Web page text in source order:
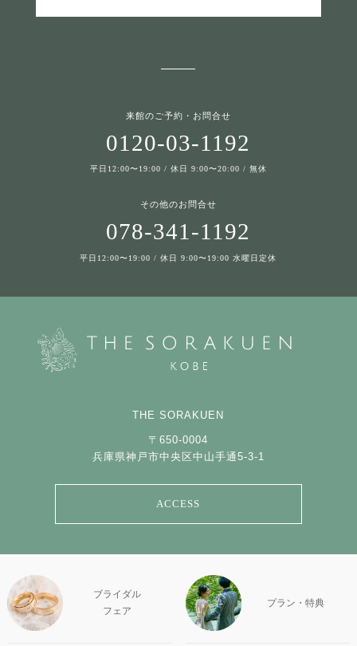
来館のご予約・お問合せ
0120-03-1192
平日12:00〜19:00 / 休日 9:00〜20:00 / 無休
その他のお問合せ
078-341-1192
平日12:00〜19:00 / 休日 9:00〜19:00 水曜日定休
THE SORAKUEN
〒650-0004
兵庫県神戸市中央区中山手通5-3-1
ACCESS
ブライダル
フェア
プラン・特典